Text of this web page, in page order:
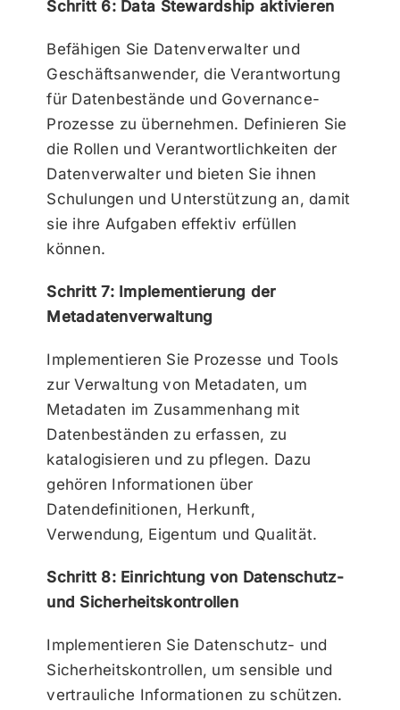
Schritt 6: Data Stewardship aktivieren
Befähigen Sie Datenverwalter und
Geschäftsanwender, die Verantwortung
für Datenbestände und Governance-
Prozesse zu übernehmen. Definieren Sie
die Rollen und Verantwortlichkeiten der
Datenverwalter und bieten Sie ihnen
Schulungen und Unterstützung an, damit
sie ihre Aufgaben effektiv erfüllen
können.
Schritt 7: Implementierung der
Metadatenverwaltung
Implementieren Sie Prozesse und Tools
zur Verwaltung von Metadaten, um
Metadaten im Zusammenhang mit
Datenbeständen zu erfassen, zu
katalogisieren und zu pflegen. Dazu
gehören Informationen über
Datendefinitionen, Herkunft,
Verwendung, Eigentum und Qualität.
Schritt 8: Einrichtung von Datenschutz-
und Sicherheitskontrollen
Implementieren Sie Datenschutz- und
Sicherheitskontrollen, um sensible und
vertrauliche Informationen zu schützen.